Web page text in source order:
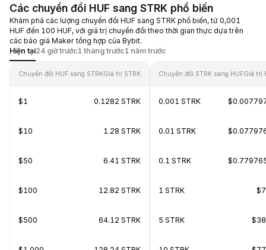
Các chuyển đổi HUF sang STRK phổ biến
Khám phá các lượng chuyển đổi HUF sang STRK phổ biến, từ 0,001
HUF đến 100 HUF, với giá trị chuyển đổi theo thời gian thực dựa trên
các báo giá Maker tổng hợp của Bybit.
Hiện tại24 giờ trước1 tháng trước1 năm trước
Chuyển đổi HUF sang STRKGiá trị STRK
$1 0.1282 STRK
$10 1.28 STRK
$50 6.41 STRK
$100 12.82 STRK
$500 64.12 STRK
Chuyển đổi STRK sang HUFGiá trị
0.001 STRK
0.01 STRK
0.1 STRK
1 STRK
5 STRK